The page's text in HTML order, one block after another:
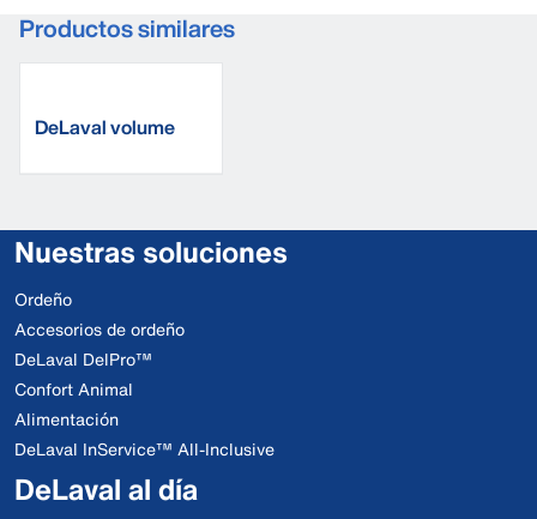
Productos similares
DeLaval volume
Nuestras soluciones
Ordeño
Accesorios de ordeño
DeLaval DelPro™
Confort Animal
Alimentación
DeLaval InService™ All-Inclusive
DeLaval al día